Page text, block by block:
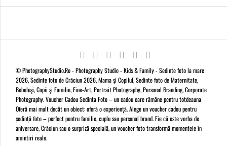
© PhotographyStudio.Ro - Photography Studio - Kids & Family - Sedinte foto la mare
2026, Sedinte foto de Crăciun 2026, Mama şi Copilul, Sedinte foto de Maternitate,
Bebeluşi, Copii şi Familie, Fine-Art, Portrait Photography, Personal Branding, Corporate
Photography. Voucher Cadou Sedinta Foto – un cadou care rămâne pentru totdeauna
Oferă mai mult decât un obiect: oferă o experiență. Alege un voucher cadou pentru
ședință foto – perfect pentru familie, cuplu sau personal brand. Fie că este vorba de
aniversare, Crăciun sau o surpriză specială, un voucher foto transformă momentele în
amintiri reale.